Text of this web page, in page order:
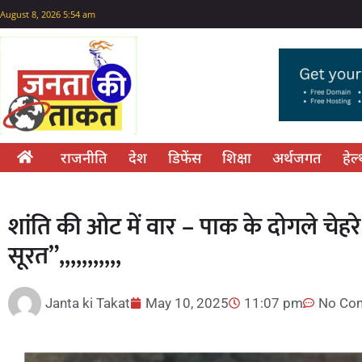
August 8, 2026 5:54 am
राजनीति देश डिफेंस शिक्षा अर्थजगत
शांति की ओट में वार – पाक के दोगले
सूरत”,,,,,,,,,,,
Janta ki Takat May 10, 2025 11:07 pm No